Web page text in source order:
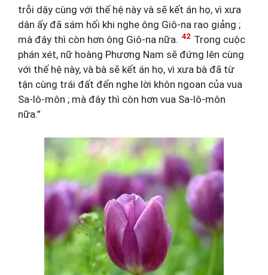
trỗi dậy cùng với thế hệ này và sẽ kết án họ, vì xưa
dân ấy đã sám hối khi nghe ông Giô-na rao giảng ;
mà đây thì còn hơn ông Giô-na nữa. 42 Trong cuộc
phán xét, nữ hoàng Phương Nam sẽ đứng lên cùng
với thế hệ này, và bà sẽ kết án họ, vì xưa bà đã từ
tận cùng trái đất đến nghe lời khôn ngoan của vua
Sa-lô-môn ; mà đây thì còn hơn vua Sa-lô-môn
nữa.”